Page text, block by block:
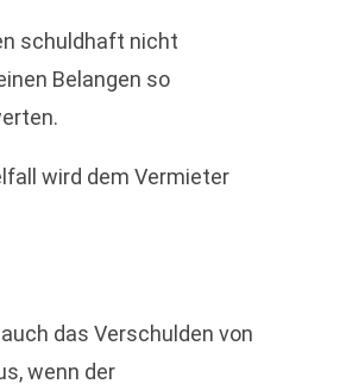
schuldhaft nicht
Belangen so
wird dem Vermieter
das Verschulden von
wenn der